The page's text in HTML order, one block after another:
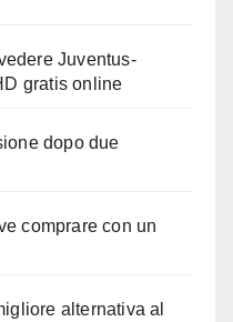
Juventus-
gratis online
dopo due
comprare con un
alternativa al